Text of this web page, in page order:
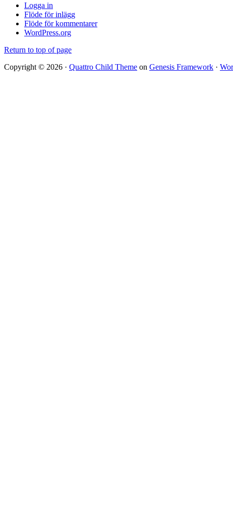
Logga in
Flöde för inlägg
Flöde för kommentarer
WordPress.org
Return to top of page
Copyright © 2026 · Quattro Child Theme on Genesis Framework ·